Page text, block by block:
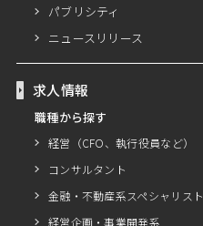
パブリシティ
ニュースリリース
求人情報
職種から探す
経営（CFO、執行役員など）
コンサルタント
金融・不動産系スペシャリスト
経営企画・事業開発系